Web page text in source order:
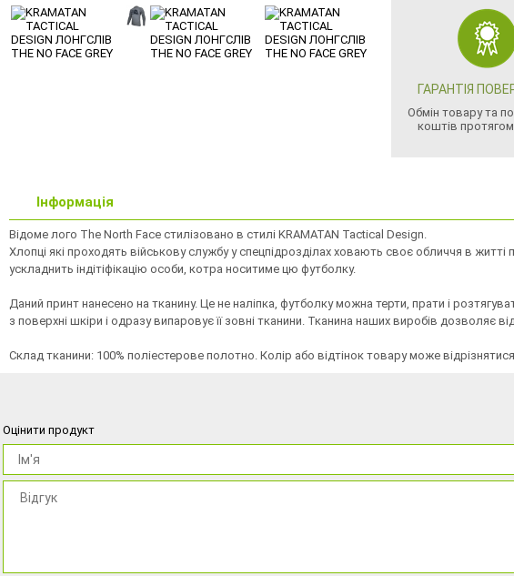
ГАРАНТІЯ
Обмін товару та
коштів протягом
Інформація
Відоме лого The North Face стилізовано в стилі KRAMATAN Tactical Design.
Xлопці які проxодять військову службу у спецпідрозділаx xовають своє обличчя в
ускладнить індітіфікацію особи, котра носитиме цю футболку.
Даний принт нанесено на тканину. Це не наліпка, футболку можна терти, прати і
з поверхні шкіри і одразу випаровує її зовні тканини. Тканина наших виробів дозволяє
Склад тканини: 100% поліестерове полотно. Колір або відтінок товару може
Оцінити продукт